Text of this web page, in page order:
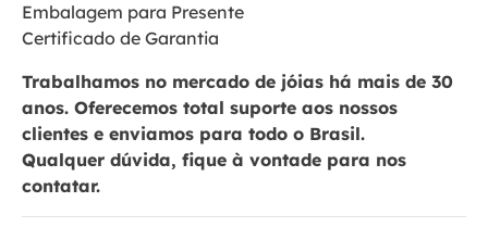
Embalagem para Presente
Certificado de Garantia
Trabalhamos no mercado de jóias há mais de 30
anos. Oferecemos total suporte aos nossos
clientes e enviamos para todo o Brasil.
Qualquer dúvida, fique à vontade para nos
contatar.